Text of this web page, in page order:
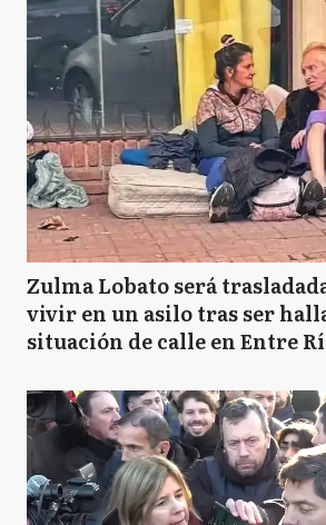
Zulma Lobato será
vivir en un asilo tras ser
situación de calle en Entre